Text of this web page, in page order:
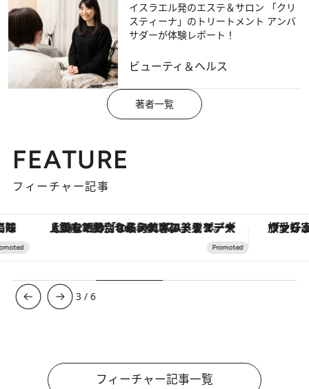
イスラエル発のエステ＆サロン 「クリ
スティーナ」のトリートメント アンバ
サダーが体験レポート！
ビューティ＆ヘルス
著者一覧
FEATURE
フィーチャー記事
【銀座で出合う最旬美容】美髪ケアや上質な眠り…セルフケアのアップデートから、特別な名入れギフトまで。大人のための「ReFa GINZA」クルーズ ヴァシュロン・コンスタンタ
3 /6
フィーチャー記事一覧